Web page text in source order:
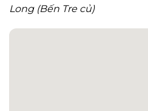
Long (Bến Tre củ)